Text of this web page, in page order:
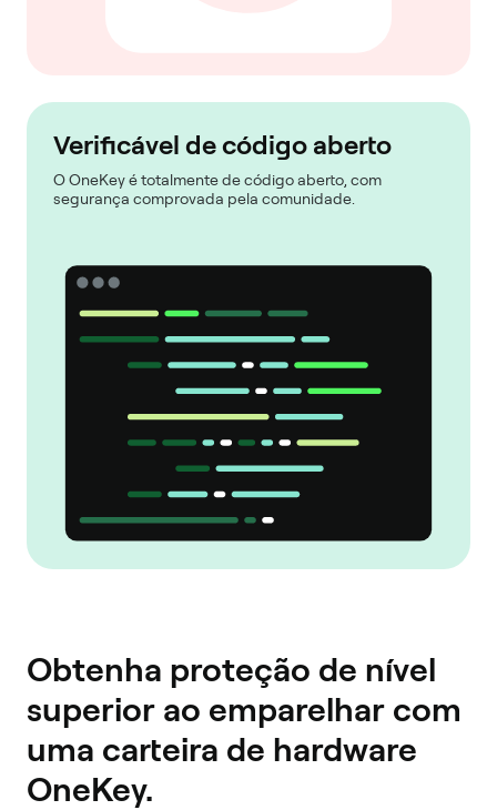
Verificável de código aberto
O OneKey é totalmente de código aberto, com
segurança comprovada pela comunidade.
Obtenha proteção de nível
superior ao emparelhar com
uma carteira de hardware
OneKey.